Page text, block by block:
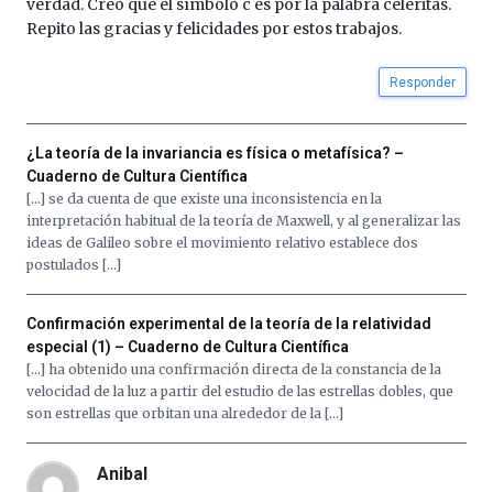
verdad. Creo que el símbolo c es por la palabra celeritas.
Repito las gracias y felicidades por estos trabajos.
Responder
¿La teoría de la invariancia es física o metafísica? –
Cuaderno de Cultura Científica
[…] se da cuenta de que existe una inconsistencia en la
interpretación habitual de la teoría de Maxwell, y al generalizar las
ideas de Galileo sobre el movimiento relativo establece dos
postulados […]
Confirmación experimental de la teoría de la relatividad
especial (1) – Cuaderno de Cultura Científica
[…] ha obtenido una confirmación directa de la constancia de la
velocidad de la luz a partir del estudio de las estrellas dobles, que
son estrellas que orbitan una alrededor de la […]
Anibal